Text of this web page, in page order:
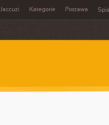
Jaccuzi Kategorie Postawa